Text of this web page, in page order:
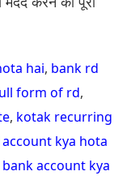
hai, bank rd
form of rd,
, kotak recurring
kya hota
account kya